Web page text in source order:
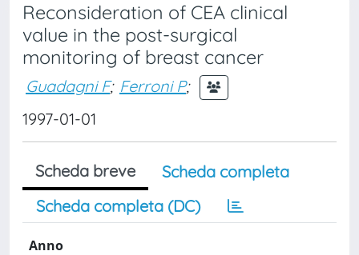
Reconsideration of CEA clinical
value in the post-surgical
monitoring of breast cancer
Guadagni F; Ferroni P;
1997-01-01
Scheda breve
Scheda completa
Scheda completa (DC)
Anno